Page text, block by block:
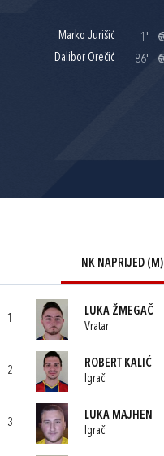
Marko Jurišić
1'
Dalibor Orečić
86'
NK NAPRIJED (M)
1
LUKA ŽMEGAČ
Vratar
2
ROBERT KALIĆ
Igrač
3
LUKA MAJHEN
Igrač